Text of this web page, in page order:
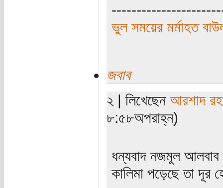
ভুল সময়ের মর্মাহত
জবাব
২ | লিখেছেন আরশাদ
৮:৫৮অপরাহ্ন)
ধন্যবাদ নজমুল আলবাব
কালিমা পড়েছে তা দূর